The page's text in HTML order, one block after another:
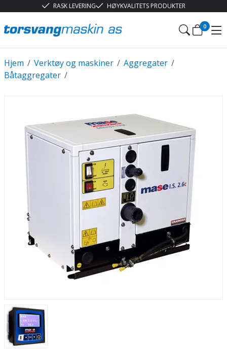
RASK LEVERING HØYKVALITETS PRODUKTER
0
/
Hjem /
Verktøy og maskiner /
Aggregater
/
Båtaggregater